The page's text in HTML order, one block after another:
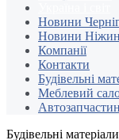
Новини
Новини
Компанії
Контакти
Будівельні
Меблевий
Будівельні